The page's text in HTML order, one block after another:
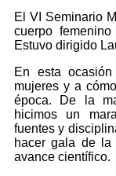
El VI Seminario
cuerpo
Estuvo dirigido
En esta
mujeres y a
época. De la
hicimos un
fuentes y
hacer gala de la
avance científico.